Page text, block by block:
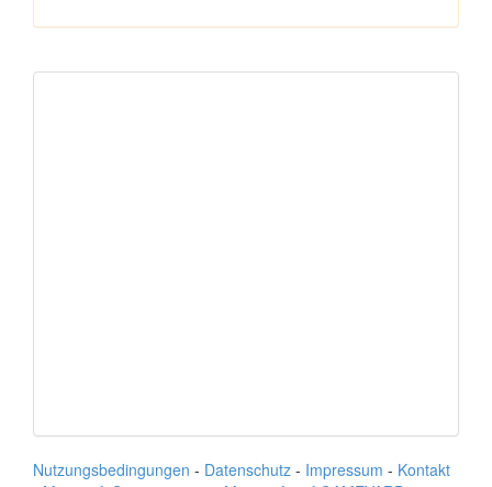
Nutzungsbedingungen - Datenschutz - Impressum - Kontakt